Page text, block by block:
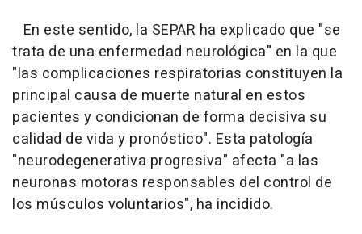
En este sentido, la SEPAR ha explicado que "se
trata de una enfermedad neurológica" en la que
"las complicaciones respiratorias constituyen la
principal causa de muerte natural en estos
pacientes y condicionan de forma decisiva su
calidad de vida y pronóstico". Esta patología
"neurodegenerativa progresiva" afecta "a las
neuronas motoras responsables del control de
los músculos voluntarios", ha incidido.